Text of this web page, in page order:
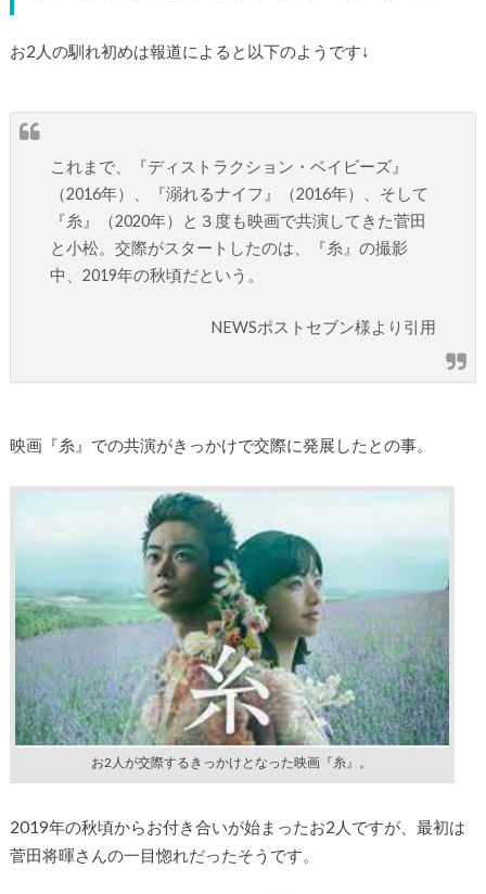
お2人の馴れ初めは報道によると以下のようです↓
これまで、『ディストラクション・ベイビーズ』
（2016年）、『溺れるナイフ』（2016年）、そして
『糸』（2020年）と３度も映画で共演してきた菅田
と小松。交際がスタートしたのは、『糸』の撮影
中、2019年の秋頃だという。
NEWSポストセブン様より引用
映画『糸』での共演がきっかけで交際に発展したとの事。
お2人が交際するきっかけとなった映画『糸』。
2019年の秋頃からお付き合いが始まったお2人ですが、最初は
菅田将暉さんの一目惚れだったそうです。